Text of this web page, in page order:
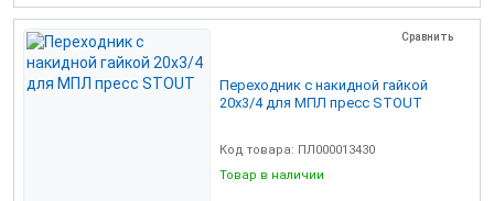
Сравнить
Переходник с накидной гайкой
20х3/4 для МПЛ пресс STOUT
Код товара: ПЛ000013430
Товар в наличии